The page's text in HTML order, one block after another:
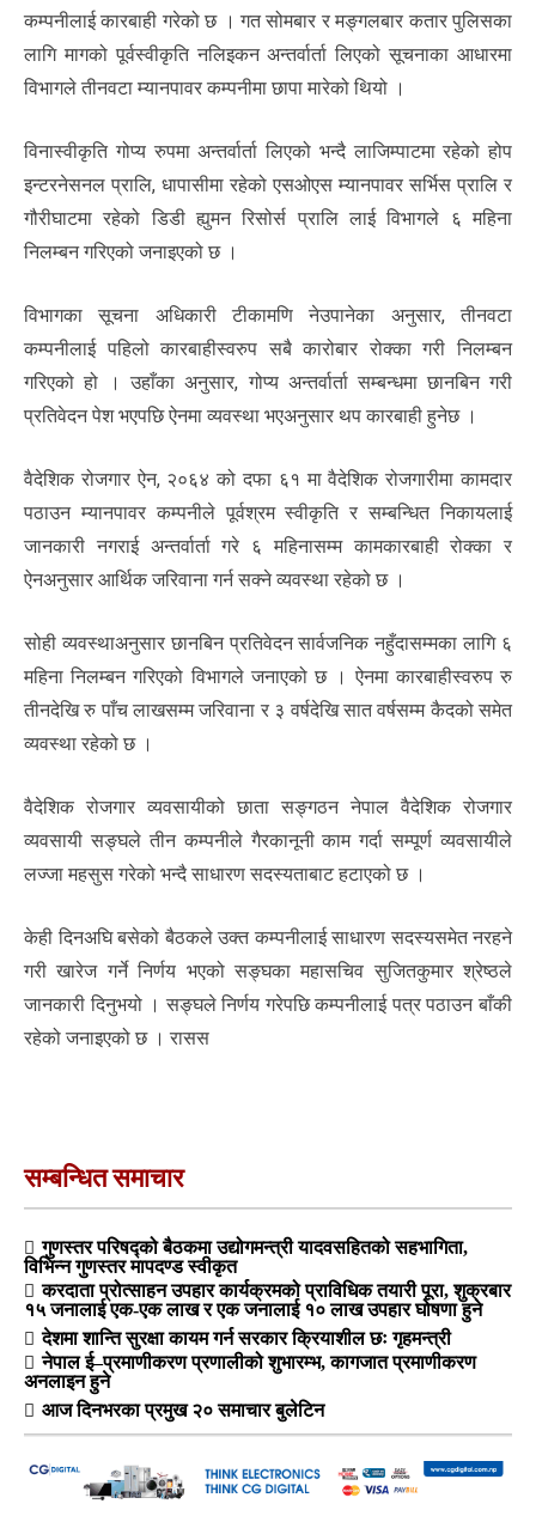
कम्पनीलाई कारबाही गरेको छ । गत सोमबार र मङ्गलबार कतार पुलिसका
लागि मागको पूर्वस्वीकृति नलिइकन अन्तर्वार्ता लिएको सूचनाका आधारमा
विभागले तीनवटा म्यानपावर कम्पनीमा छापा मारेको थियो ।
विनास्वीकृति गोप्य रुपमा अन्तर्वार्ता लिएको भन्दै लाजिम्पाटमा रहेको होप
इन्टरनेसनल प्रालि, धापासीमा रहेको एसओएस म्यानपावर सर्भिस प्रालि र
गौरीघाटमा रहेको डिडी ह्युमन रिसोर्स प्रालि लाई विभागले ६ महिना
निलम्बन गरिएको जनाइएको छ ।
विभागका सूचना अधिकारी टीकामणि नेउपानेका अनुसार, तीनवटा
कम्पनीलाई पहिलो कारबाहीस्वरुप सबै कारोबार रोक्का गरी निलम्बन
गरिएको हो । उहाँका अनुसार, गोप्य अन्तर्वार्ता सम्बन्धमा छानबिन गरी
प्रतिवेदन पेश भएपछि ऐनमा व्यवस्था भएअनुसार थप कारबाही हुनेछ ।
वैदेशिक रोजगार ऐन, २०६४ को दफा ६१ मा वैदेशिक रोजगारीमा कामदार
पठाउन म्यानपावर कम्पनीले पूर्वश्रम स्वीकृति र सम्बन्धित निकायलाई
जानकारी नगराई अन्तर्वार्ता गरे ६ महिनासम्म कामकारबाही रोक्का र
ऐनअनुसार आर्थिक जरिवाना गर्न सक्ने व्यवस्था रहेको छ ।
सोही व्यवस्थाअनुसार छानबिन प्रतिवेदन सार्वजनिक नहुँदासम्मका लागि ६
महिना निलम्बन गरिएको विभागले जनाएको छ । ऐनमा कारबाहीस्वरुप रु
तीनदेखि रु पाँच लाखसम्म जरिवाना र ३ वर्षदेखि सात वर्षसम्म कैदको समेत
व्यवस्था रहेको छ ।
वैदेशिक रोजगार व्यवसायीको छाता सङ्गठन नेपाल वैदेशिक रोजगार
व्यवसायी सङ्घले तीन कम्पनीले गैरकानूनी काम गर्दा सम्पूर्ण व्यवसायीले
लज्जा महसुस गरेको भन्दै साधारण सदस्यताबाट हटाएको छ ।
केही दिनअघि बसेको बैठकले उक्त कम्पनीलाई साधारण सदस्यसमेत नरहने
गरी खारेज गर्ने निर्णय भएको सङ्घका महासचिव सुजितकुमार श्रेष्ठले
जानकारी दिनुभयो । सङ्घले निर्णय गरेपछि कम्पनीलाई पत्र पठाउन बाँकी
रहेको जनाइएको छ । रासस
सम्बन्धित समाचार
गुणस्तर परिषद्को बैठकमा उद्योगमन्त्री यादवसहितको सहभागिता,
विभिन्न गुणस्तर मापदण्ड स्वीकृत
करदाता प्रोत्साहन उपहार कार्यक्रमको प्राविधिक तयारी पूरा, शुक्रबार
१५ जनालाई एक-एक लाख र एक जनालाई १० लाख उपहार घोषणा हुने
देशमा शान्ति सुरक्षा कायम गर्न सरकार क्रियाशील छः गृहमन्त्री
नेपाल ई–प्रमाणीकरण प्रणालीको शुभारम्भ, कागजात प्रमाणीकरण
अनलाइन हुने
आज दिनभरका प्रमुख २० समाचार बुलेटिन